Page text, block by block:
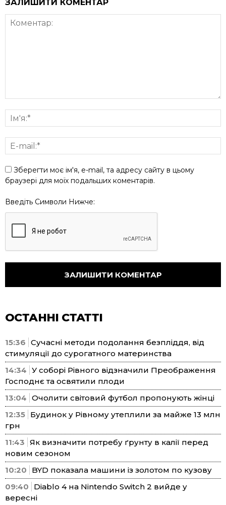
ЗАЛИШИТИ КОМЕНТАР
Зберегти моє ім'я, e-mail, та адресу сайту в цьому
браузері для моїх подальших коментарів.
Введіть Символи Нижче:
ОСТАННІ СТАТТІ
15:36 Сучасні методи подолання безпліддя, від
стимуляції до сурогатного материнства
14:34 У соборі Рівного відзначили Преображення
Господнє та освятили плоди
13:04 Очолити світовий футбол пропонують жінці
12:35 Будинок у Рівному утеплили за майже 13 млн
грн
11:43 Як визначити потребу ґрунту в калії перед
новим сезоном
10:20
BYD показала машини із золотом по кузову
09:40
Diablo 4 на Nintendo Switch 2 вийде у
вересні